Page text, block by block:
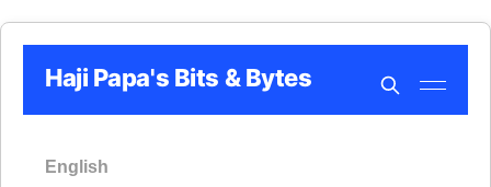
Haji Papa's Bits & Bytes
English